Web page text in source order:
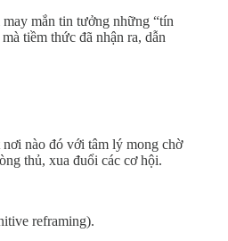
mắn tin tưởng những “tín
tiềm thức đã nhận ra, dẫn
nào đó với tâm lý mong chờ
thủ, xua đuổi các cơ hội.
reframing).